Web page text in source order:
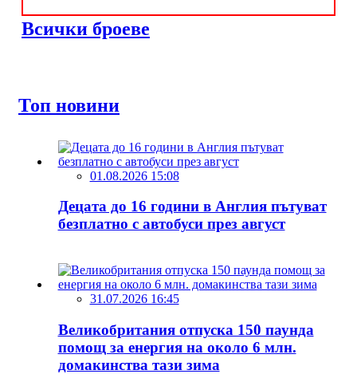
Всички броеве
Топ новини
01.08.2026 15:08
Децата до 16 години в Англия пътуват
безплатно с автобуси през август
31.07.2026 16:45
Великобритания отпуска 150 паунда
помощ за енергия на около 6 млн.
домакинства тази зима